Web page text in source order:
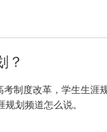
？
制度改革，学生生涯
划频道怎么说。